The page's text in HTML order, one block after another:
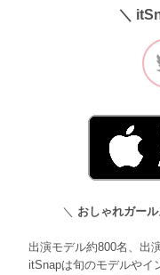
＼
＼ おしゃれガー
出演モデル約800名、出
itSnapは旬のモデルやイ